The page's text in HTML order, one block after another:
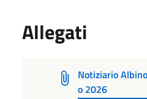
Allegati
Notiziario
o 2026